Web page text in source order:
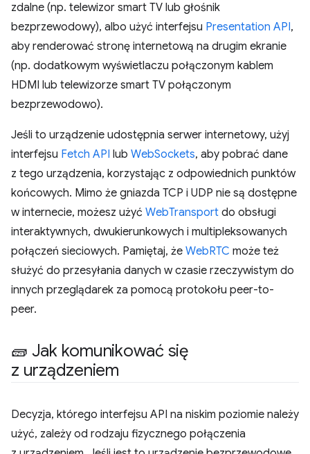
zdalne (np. telewizor smart TV lub głośnik
bezprzewodowy), albo użyć interfejsu Presentation API,
aby renderować stronę internetową na drugim ekranie
(np. dodatkowym wyświetlaczu połączonym kablem
HDMI lub telewizorze smart TV połączonym
bezprzewodowo).
Jeśli to urządzenie udostępnia serwer internetowy, użyj
interfejsu Fetch API lub WebSockets, aby pobrać dane
z tego urządzenia, korzystając z odpowiednich punktów
końcowych. Mimo że gniazda TCP i UDP nie są dostępne
w internecie, możesz użyć WebTransport do obsługi
interaktywnych, dwukierunkowych i multipleksowanych
połączeń sieciowych. Pamiętaj, że WebRTC może też
służyć do przesyłania danych w czasie rzeczywistym do
innych przeglądarek za pomocą protokołu peer-to-
peer.
🧱 Jak komunikować się
z urządzeniem
Decyzja, którego interfejsu API na niskim poziomie należy
użyć, zależy od rodzaju fizycznego połączenia